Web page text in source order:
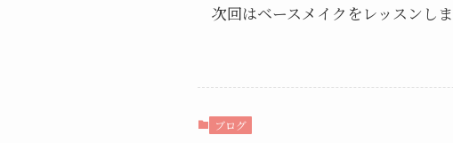
次回はベースメイクをレッスンし
ブログ